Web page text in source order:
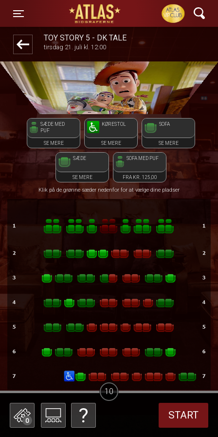
Toggle navigation
ATLAS Biograferne
TOY STORY 5 - DK TALE
tirsdag 21. juli kl. 12:00
SÆDE MED
PUF
SE MERE
KØRESTOL
SE MERE
SOFA
SE MERE
SÆDE
SE MERE
SOFA MED PUF
FRA KR. 125,00
Klik på de grønne sæder nedenfor for at vælge dine pladser
0 START
10
1step-front02 105524